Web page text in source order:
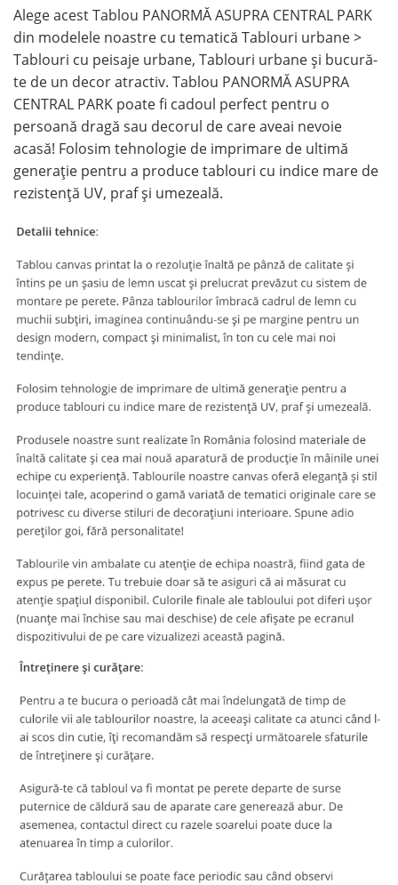
Alege acest Tablou PANORMĂ ASUPRA CENTRAL PARK
din modelele noastre cu tematică Tablouri urbane >
Tablouri cu peisaje urbane, Tablouri urbane și bucură-
te de un decor atractiv. Tablou PANORMĂ ASUPRA
CENTRAL PARK poate fi cadoul perfect pentru o
persoană dragă sau decorul de care aveai nevoie
acasă! Folosim tehnologie de imprimare de ultimă
generație pentru a produce tablouri cu indice mare de
rezistență UV, praf și umezeală.